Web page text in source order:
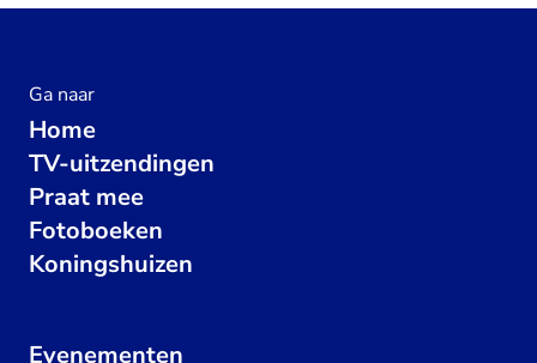
Ga naar
Home
TV-uitzendingen
Praat mee
Fotoboeken
Koningshuizen
Evenementen